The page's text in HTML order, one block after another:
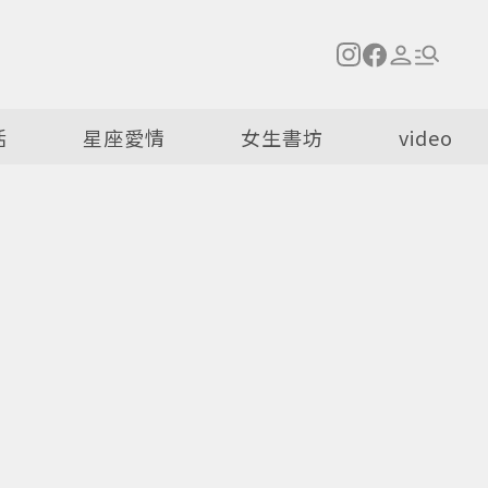
星座愛情 女生書坊 video